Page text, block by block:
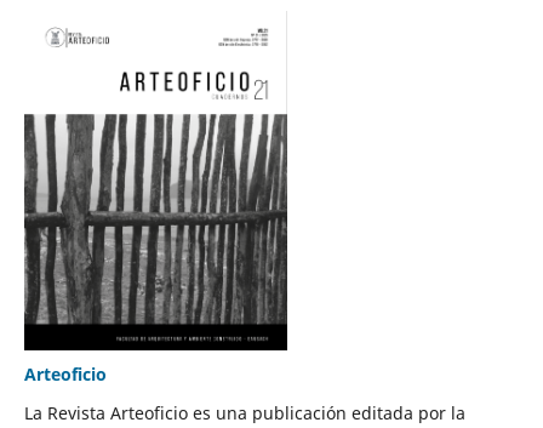
Arteoficio
La Revista Arteoficio es una publicación editada por la